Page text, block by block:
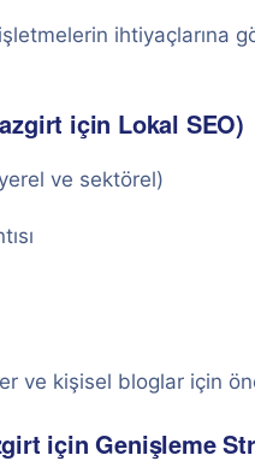
ihtiyaçlarına
için Lokal SEO)
ve sektörel)
ve kişisel bloglar için
için Genişleme